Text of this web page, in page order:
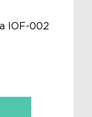
IOF-002